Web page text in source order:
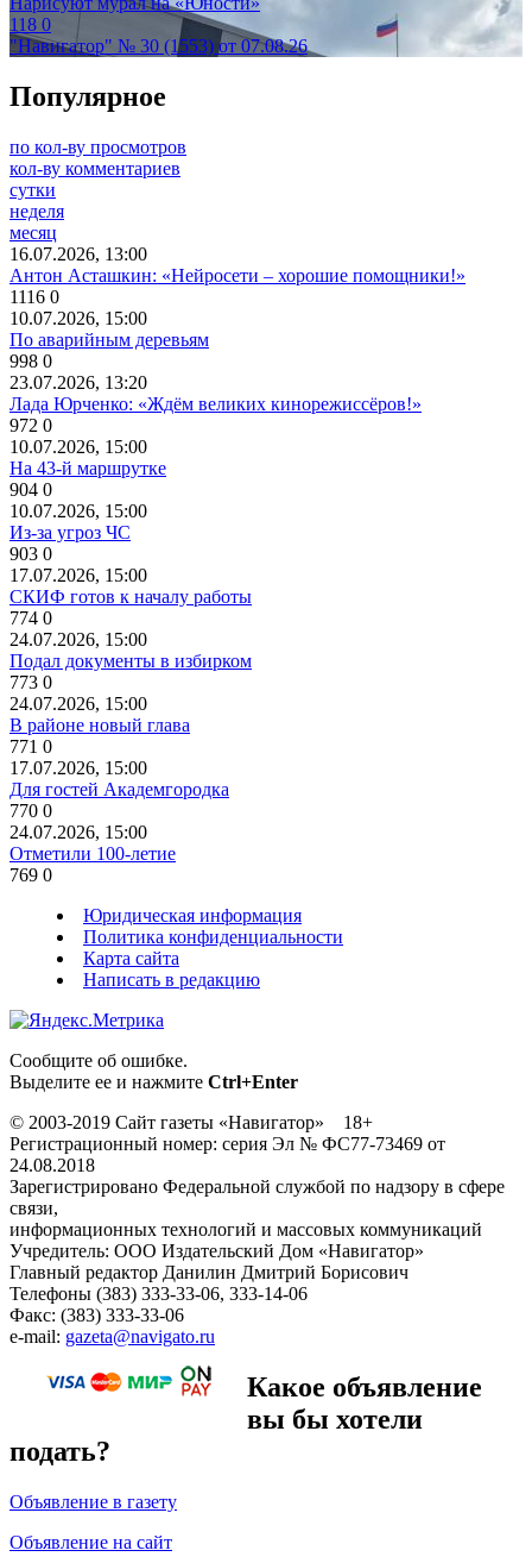
118 0
"Навигатор" № 30 (1553) от 07.08.26
Популярное
по кол-ву просмотров
кол-ву комментариев
сутки
неделя
месяц
16.07.2026, 13:00
Антон Асташкин: «Нейросети – хорошие помощники!»
1116 0
10.07.2026, 15:00
По аварийным деревьям
998 0
23.07.2026, 13:20
Лада Юрченко: «Ждём великих кинорежиссёров!»
972 0
10.07.2026, 15:00
На 43-й маршрутке
904 0
10.07.2026, 15:00
Из-за угроз ЧС
903 0
17.07.2026, 15:00
СКИФ готов к началу работы
774 0
24.07.2026, 15:00
Подал документы в избирком
773 0
24.07.2026, 15:00
В районе новый глава
771 0
17.07.2026, 15:00
Для гостей Академгородка
770 0
24.07.2026, 15:00
Отметили 100-летие
769 0
Юридическая информация
Политика конфиденциальности
Карта сайта
Написать в редакцию
Сообщите об ошибке.
Выделите ее и нажмите Ctrl+Enter
© 2003-2019 Сайт газеты «Навигатор» 18+
Регистрационный номер: серия Эл № ФС77-73469 от
24.08.2018
Зарегистрировано Федеральной службой по надзору в сфере
связи,
информационных технологий и массовых коммуникаций
Учредитель: ООО Издательский Дом «Навигатор»
Главный редактор Данилин Дмитрий Борисович
Телефоны (383) 333-33-06, 333-14-06
Факс: (383) 333-33-06
e-mail: gazeta@navigato.ru
Какое объявление
вы бы хотели
подать?
Объявление в газету
Объявление на сайт